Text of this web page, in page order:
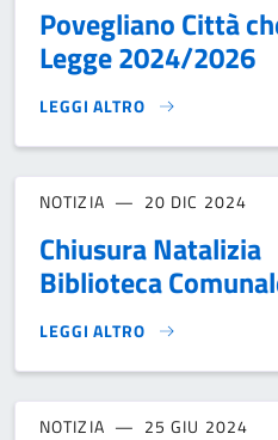
Povegliano Città
Legge 2024/2026
LEGGI ALTRO
POVEGLIANO CITTÀ CHE
NOTIZIA 20 DIC 2024
Chiusura Natalizia
Biblioteca
LEGGI ALTRO
CHIUSURA NATALIZIA
NOTIZIA 25 GIU 2024